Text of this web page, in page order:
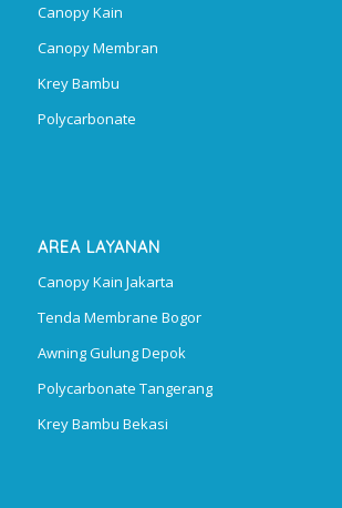
Canopy Kain
Canopy Membran
Krey Bambu
Polycarbonate
AREA LAYANAN
Canopy Kain Jakarta
Tenda Membrane Bogor
Awning Gulung Depok
Polycarbonate Tangerang
Krey Bambu Bekasi